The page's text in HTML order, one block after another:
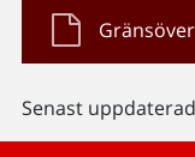
Senast